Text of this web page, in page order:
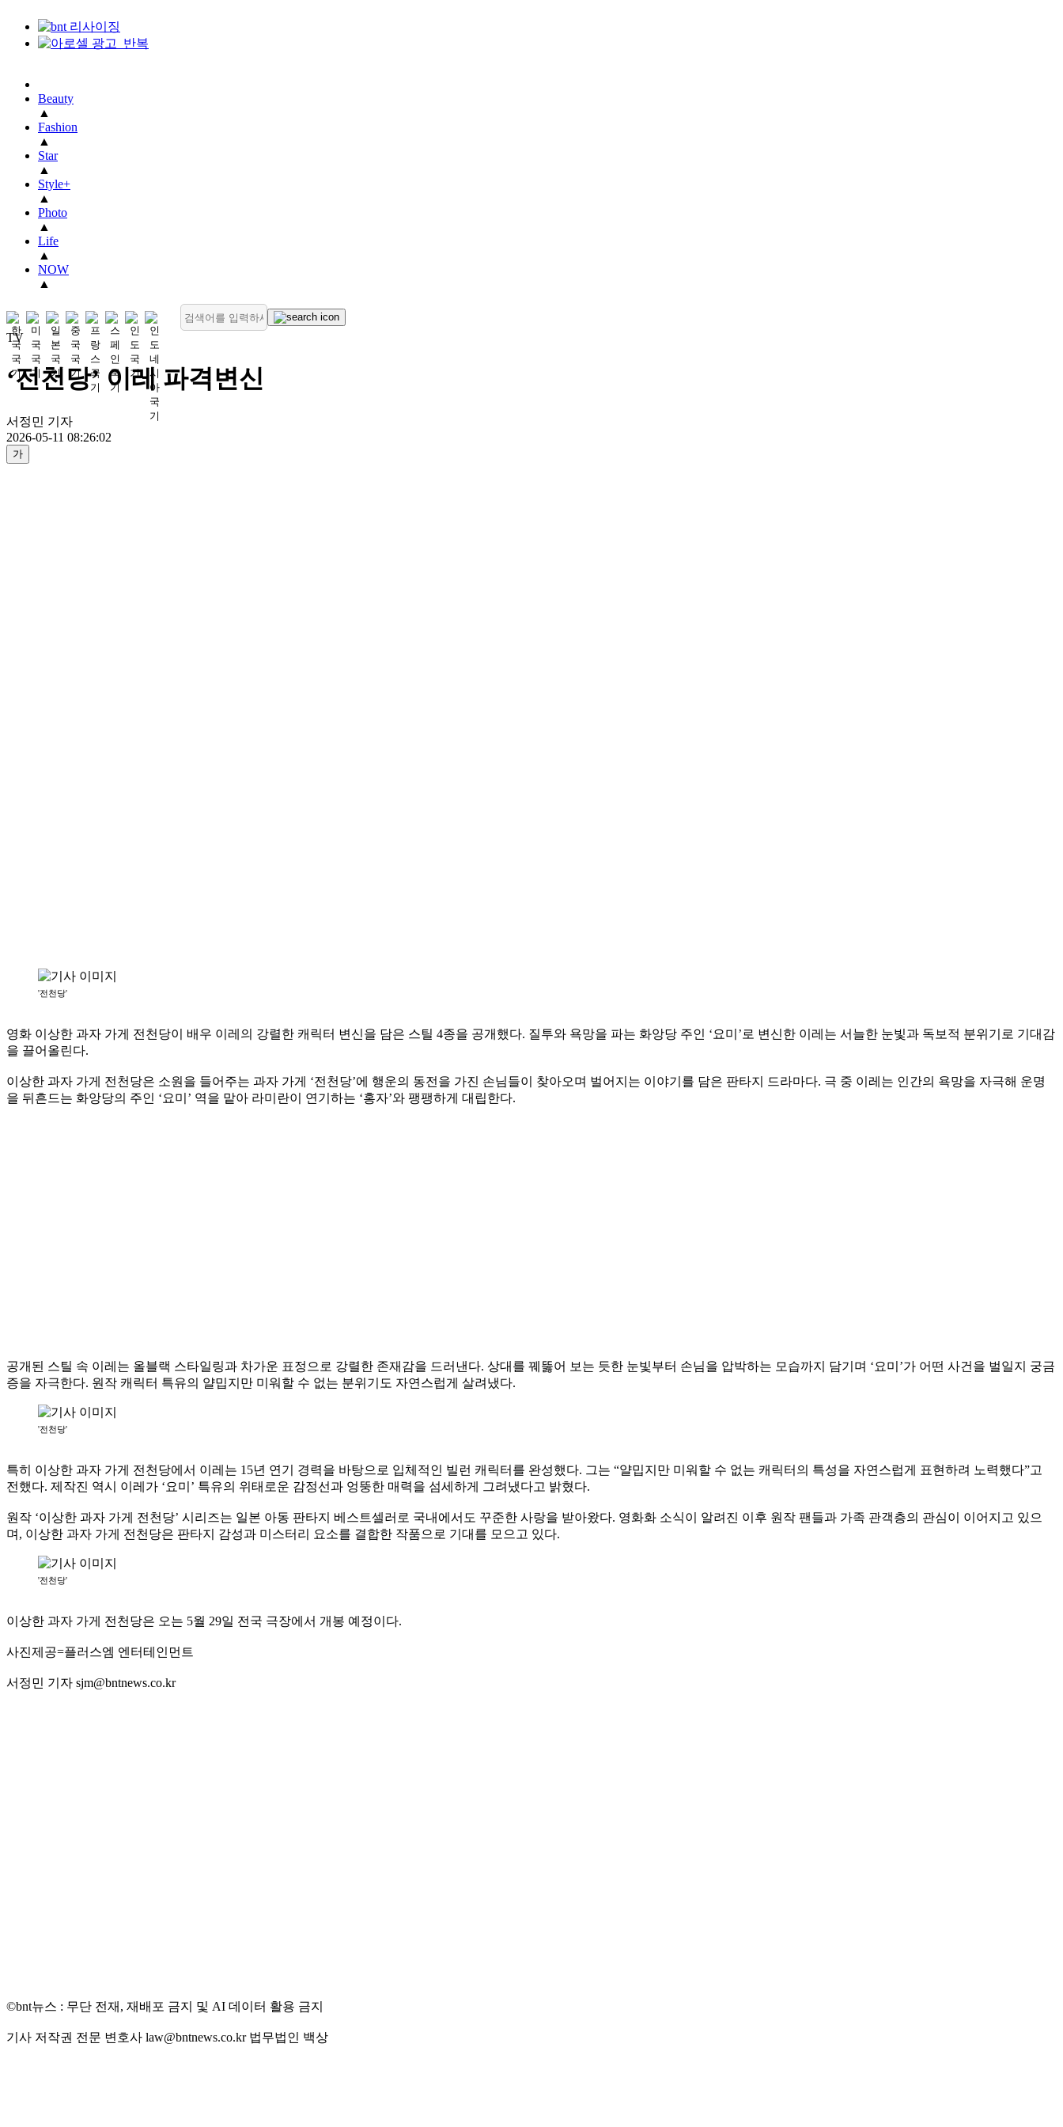
Beauty
▲
Fashion
▲
Star
▲
Style+
▲
Photo
▲
Life
▲
NOW
▲
TV
‘전천당’ 이레 파격변신
서정민 기자
2026-05-11 08:26:02
가
'전천당'
영화 이상한 과자 가게 전천당이 배우 이레의 강렬한 캐릭터 변신을 담은 스틸 4종을 공개했다. 질투와 욕망을 파는 화앙당 주인 ‘요미’로 변신한 이레는 서늘한 눈빛과 독보적 분위기로 기대감
을 끌어올린다.
이상한 과자 가게 전천당은 소원을 들어주는 과자 가게 ‘전천당’에 행운의 동전을 가진 손님들이 찾아오며 벌어지는 이야기를 담은 판타지 드라마다. 극 중 이레는 인간의 욕망을 자극해 운명
을 뒤흔드는 화앙당의 주인 ‘요미’ 역을 맡아 라미란이 연기하는 ‘홍자’와 팽팽하게 대립한다.
공개된 스틸 속 이레는 올블랙 스타일링과 차가운 표정으로 강렬한 존재감을 드러낸다. 상대를 꿰뚫어 보는 듯한 눈빛부터 손님을 압박하는 모습까지 담기며 ‘요미’가 어떤 사건을 벌일지 궁금
증을 자극한다. 원작 캐릭터 특유의 얄밉지만 미워할 수 없는 분위기도 자연스럽게 살려냈다.
'전천당'
특히 이상한 과자 가게 전천당에서 이레는 15년 연기 경력을 바탕으로 입체적인 빌런 캐릭터를 완성했다. 그는 “얄밉지만 미워할 수 없는 캐릭터의 특성을 자연스럽게 표현하려 노력했다”고
전했다. 제작진 역시 이레가 ‘요미’ 특유의 위태로운 감정선과 엉뚱한 매력을 섬세하게 그려냈다고 밝혔다.
원작 ‘이상한 과자 가게 전천당’ 시리즈는 일본 아동 판타지 베스트셀러로 국내에서도 꾸준한 사랑을 받아왔다. 영화화 소식이 알려진 이후 원작 팬들과 가족 관객층의 관심이 이어지고 있으
며, 이상한 과자 가게 전천당은 판타지 감성과 미스터리 요소를 결합한 작품으로 기대를 모으고 있다.
'전천당'
이상한 과자 가게 전천당은 오는 5월 29일 전국 극장에서 개봉 예정이다.
사진제공=플러스엠 엔터테인먼트
서정민 기자 sjm@bntnews.co.kr
©bnt뉴스 : 무단 전재, 재배포 금지 및 AI 데이터 활용 금지
기사 저작권 전문 변호사 law@bntnews.co.kr 법무법인 백상